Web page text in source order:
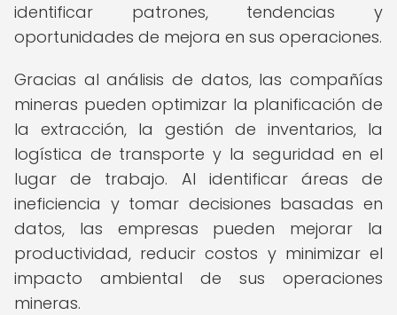
identificar patrones, tendencias y
oportunidades de mejora en sus operaciones.
Gracias al análisis de datos, las compañías
mineras pueden optimizar la planificación de
la extracción, la gestión de inventarios, la
logística de transporte y la seguridad en el
lugar de trabajo. Al identificar áreas de
ineficiencia y tomar decisiones basadas en
datos, las empresas pueden mejorar la
productividad, reducir costos y minimizar el
impacto ambiental de sus operaciones
mineras.